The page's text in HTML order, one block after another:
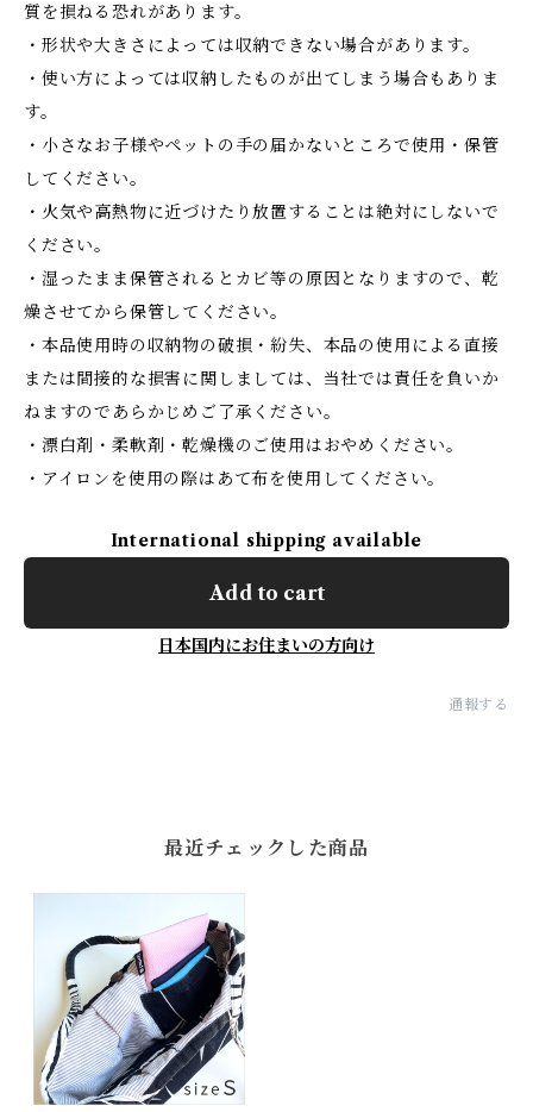
質を損ねる恐れがあります。
・形状や大きさによっては収納できない場合があります。
・使い方によっては収納したものが出てしまう場合もありま
す。
・小さなお子様やペットの手の届かないところで使用・保管
してください。
・火気や高熱物に近づけたり放置することは絶対にしないで
ください。
・湿ったまま保管されるとカビ等の原因となりますので、乾
燥させてから保管してください。
・本品使用時の収納物の破損・紛失、本品の使用による直接
または間接的な損害に関しましては、当社では責任を負いか
ねますのであらかじめご了承ください。
・漂白剤・柔軟剤・乾燥機のご使用はおやめください。
・アイロンを使用の際はあて布を使用してください。
International shipping available
Add to cart
日本国内にお住まいの方向け
通報する
最近チェックした商品